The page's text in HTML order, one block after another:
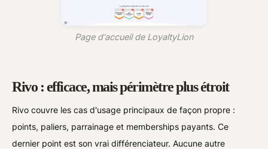
Page d'accueil de LoyaltyLion
Rivo : efficace, mais périmètre plus étroit
Rivo couvre les cas d'usage principaux de façon propre :
points, paliers, parrainage et memberships payants. Ce
dernier point est son vrai différenciateur. Aucune autre